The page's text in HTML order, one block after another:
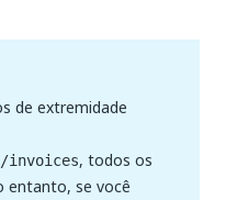
de extremidade
invoices, todos os
entanto, se você